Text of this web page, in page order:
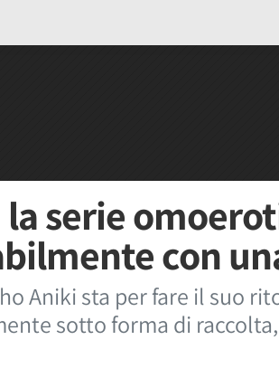
la serie
con
Aniki sta per fare il suo
sotto forma di